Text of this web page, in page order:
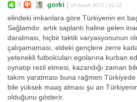
9 gorki | 15 Aralık 2012 | 01:32
elindeki imkanlara göre Türkiyenin en
Sağlamdır. artık saplantı haline gelen
daralması, hiçbir taktik varyasyonunun
çalışamaması, eldeki gençlere zerre
yetenekli futbolcuları egolarına kurban
oynatıp rezil etmesi, kazandığı zaman
takım yaratması buna rağmen
bile yüksek maaş alması şu an
olduğunu gösterir.